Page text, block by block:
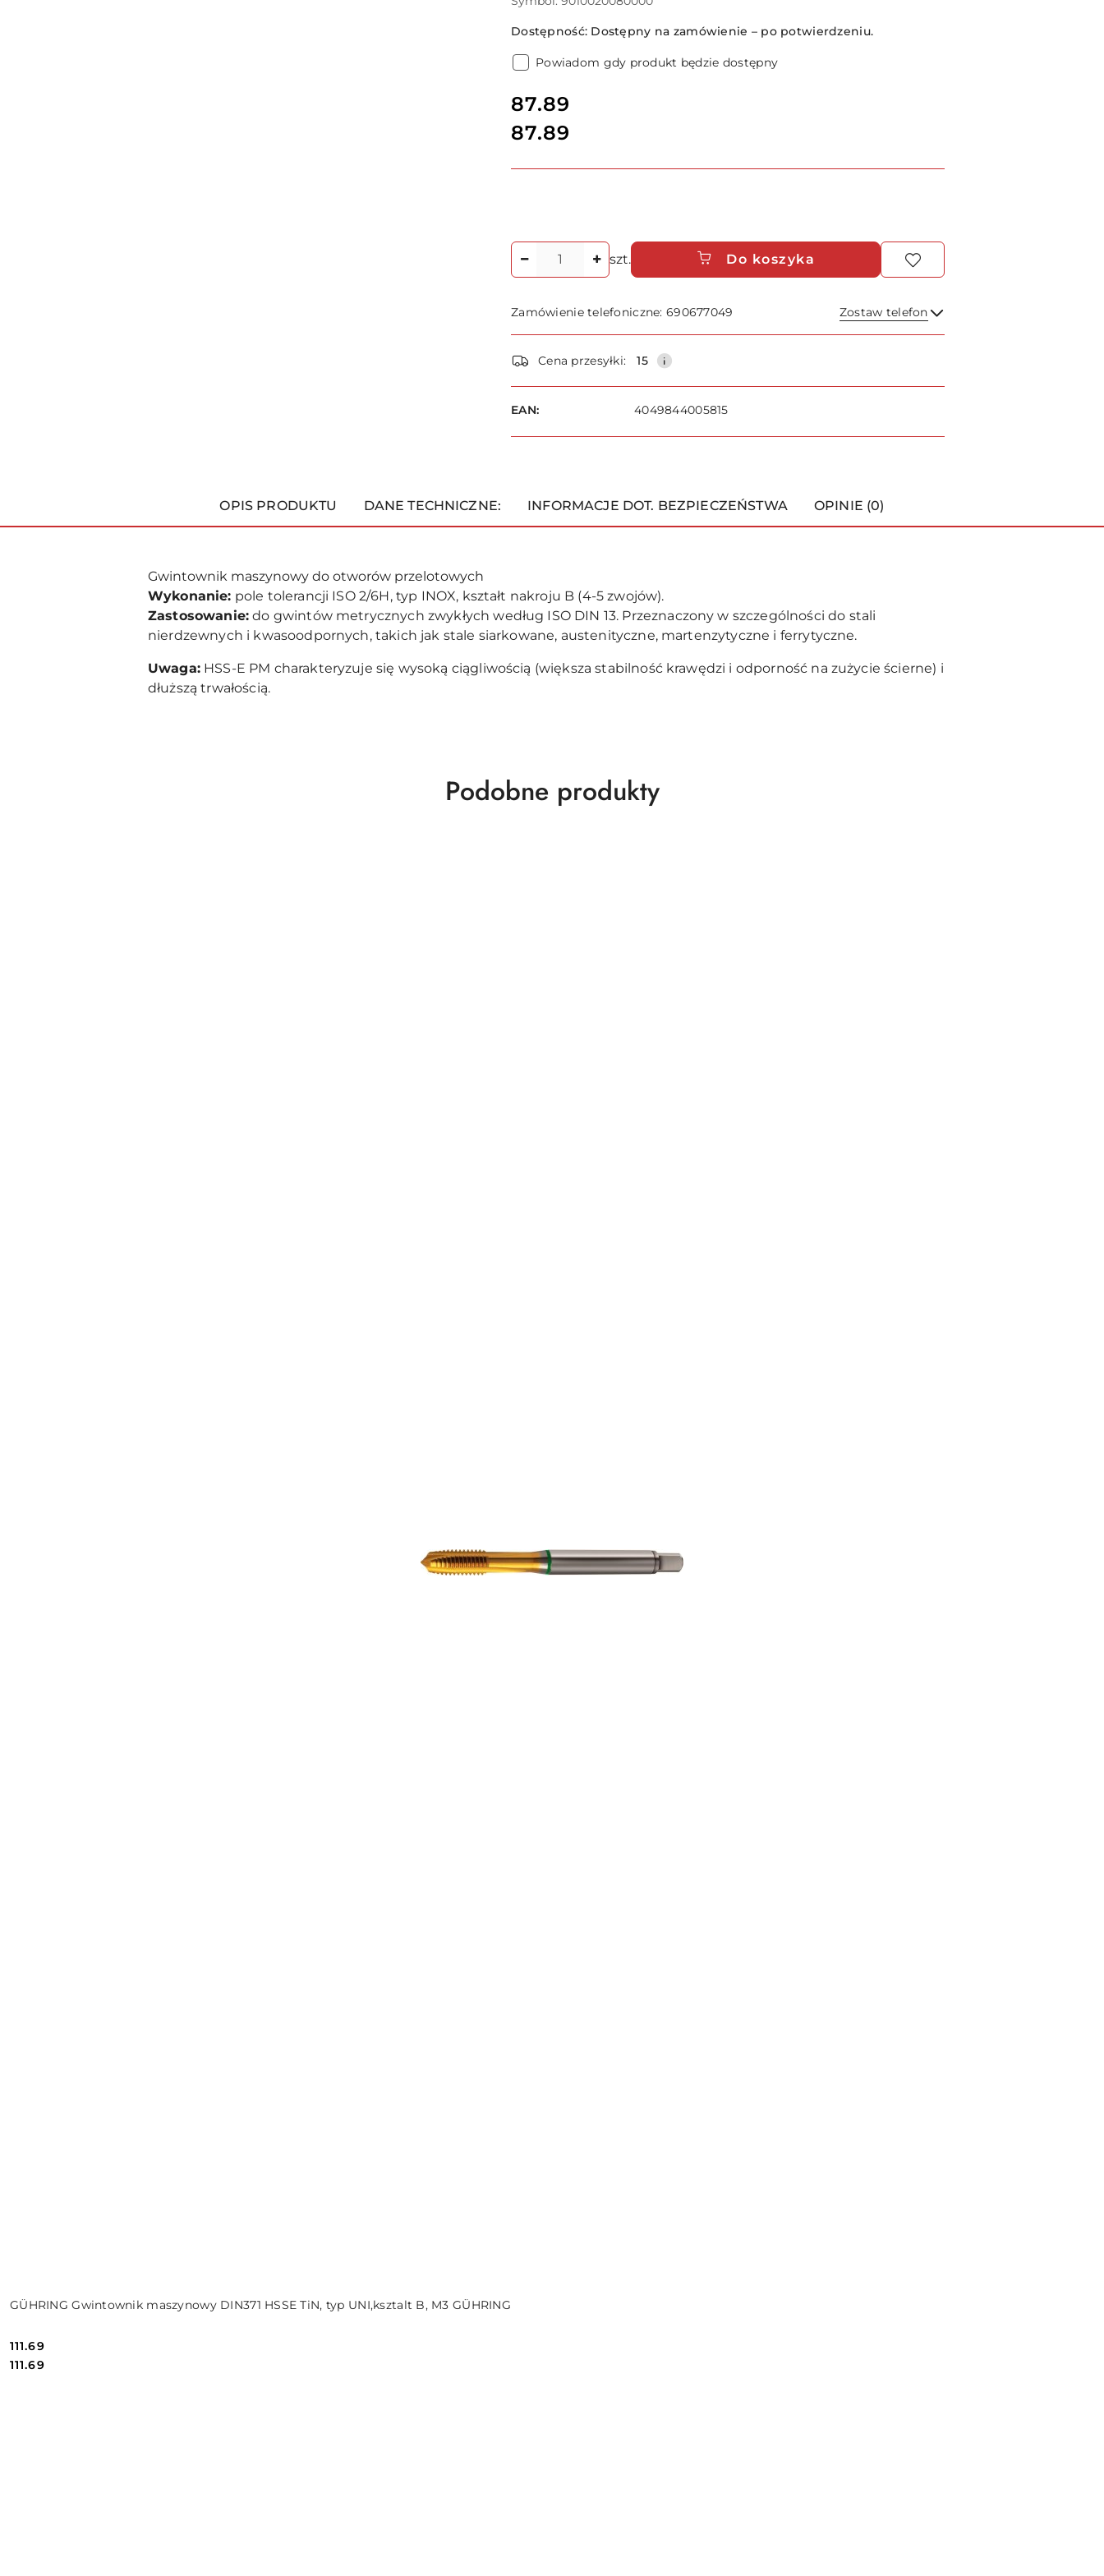
Dostępność: Dostępny na zamówienie – po potwierdzeniu.
Powiadom gdy produkt będzie dostępny
cena:
87.89
Cena:
87.89
Ilość
szt. Do koszyka
Zamówienie telefoniczne: 690677049 Zostaw telefon
Wyślij
Dostępność
i
dostawa
Cena przesyłki: 15
EAN: 4049844005815
OPIS PRODUKTU DANE TECHNICZNE: INFORMACJE DOT. BEZPIECZEŃSTWA OPINIE (0)
Gwintownik maszynowy do otworów przelotowych
Wykonanie: pole tolerancji ISO 2/6H, typ INOX, kształt nakroju B (4-5 zwojów).
Zastosowanie: do gwintów metrycznych zwykłych według ISO DIN 13. Przeznaczony w szczególności do stali
nierdzewnych i kwasoodpornych, takich jak stale siarkowane, austenityczne, martenzytyczne i ferrytyczne.
Uwaga:HSS-E PM charakteryzuje się wysoką ciągliwością (większa stabilność krawędzi i odporność na zużycie ścierne) i
dłuższą trwałością.
Produkty
Podobne produkty
GÜHRING Gwintownik maszynowy DIN371 HSSE TiN, typ UNI,ksztalt B, M3 GÜHRING
Cena:
111.69
Cena:
111.69